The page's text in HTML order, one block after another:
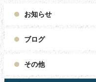
お知らせ
ブログ
その他